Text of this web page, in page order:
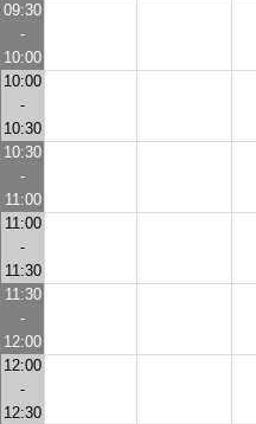
09:30
-
10:00
10:00
-
10:30
10:30
-
11:00
11:00
-
11:30
11:30
-
12:00
12:00
-
12:30